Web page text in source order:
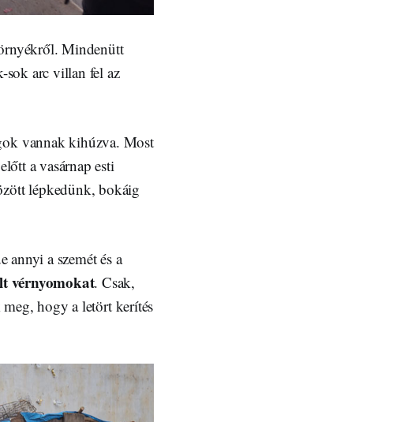
Mindenütt
sok arc villan fel az
vannak kihúzva. Most
a vasárnap esti
lépkedünk, bokáig
annyi a szemét és a
vérnyomokat. Csak,
hogy a letört kerítés